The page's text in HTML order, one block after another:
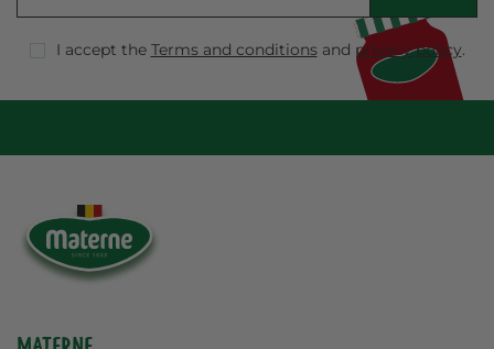
I accept the Terms and conditionsand privacy policy.